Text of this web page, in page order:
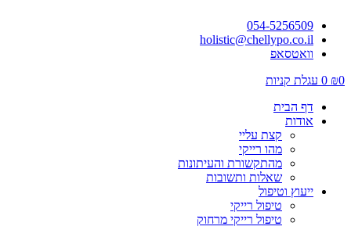
054-5256509
holistic@chellypo.co.il
וואטסאפ
₪0
0 עגלת קניות
דף הבית
אודות
קצת עליי
מהו רייקי
מהתקשורת והעיתונות
שאלות ותשובות
ייעוץ וטיפול
טיפול רייקי
טיפול רייקי מרחוק